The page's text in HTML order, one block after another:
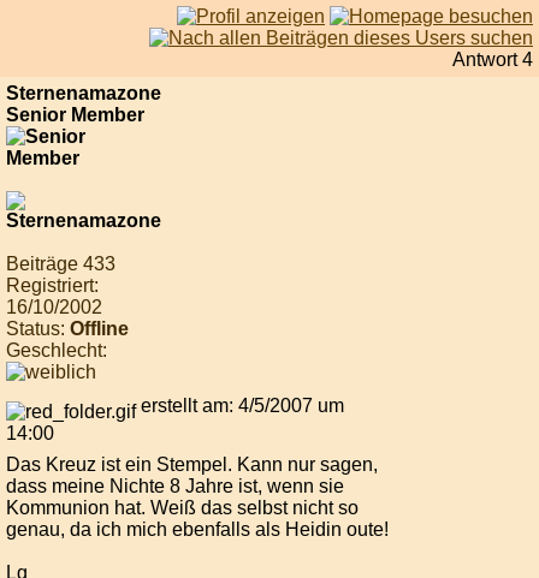
Antwort 4
Sternenamazone
Senior Member
Beiträge 433
Registriert:
16/10/2002
Status: Offline
Geschlecht:
erstellt am: 4/5/2007 um
14:00
Das Kreuz ist ein Stempel. Kann nur sagen,
dass meine Nichte 8 Jahre ist, wenn sie
Kommunion hat. Weiß das selbst nicht so
genau, da ich mich ebenfalls als Heidin oute!
Lg